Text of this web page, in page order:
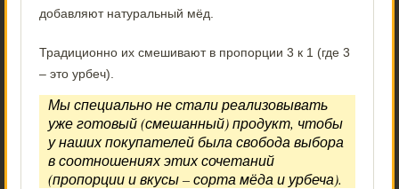
добавляют натуральный мёд.
Традиционно их смешивают в пропорции 3 к 1 (где 3
– это урбеч).
Мы специально не стали реализовывать
уже готовый (смешанный) продукт, чтобы
у наших покупателей была свобода выбора
в соотношениях этих сочетаний
(пропорции и вкусы – сорта мёда и урбеча).